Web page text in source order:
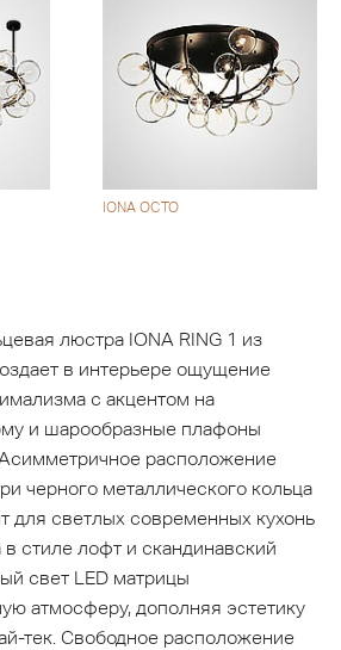
IONA OCTO
люстра IONA RING 1 из
в интерьере ощущение
с акцентом на
и шарообразные плафоны
расположение
черного металлического кольца
для светлых современных кухонь
стиле лофт и скандинавский
свет LED матрицы
атмосферу, дополняя эстетику
тек. Свободное расположение